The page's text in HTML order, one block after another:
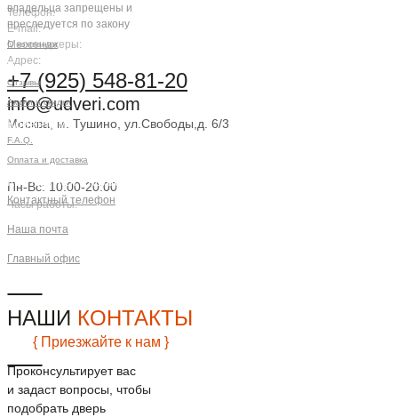
Проконсультирует вас
и задаст вопросы, чтобы
подобрать дверь
Телефон:
E-mail:
Мессенджеры:
Адрес:
+7 (925) 548-81-20
info@udveri.com
Москва, м. Тушино, ул.Свободы,д. 6/3
Пн-Вс: 10:00-20:00
Часы работы:
НАШИ КОНТАКТЫ
{ Приезжайте к нам }
владельца запрещены и
преследуется по закону
О компании
Компания
Отзывы
Акции и скидки
Клиентам
F.A.Q.
Оплата и доставка
Контактная информация
Контактный телефон
Наша почта
Главный офис